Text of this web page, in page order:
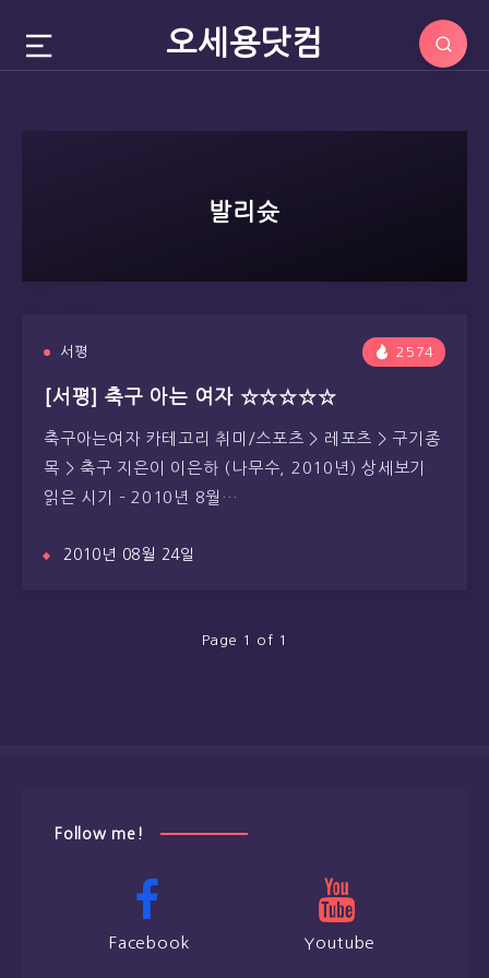
오세용닷컴
발리슛
서평 2574
[서평] 축구 아는 여자 ☆☆☆☆☆
축구아는여자 카테고리 취미/스포츠 > 레포츠 > 구기종
목 > 축구 지은이 이은하 (나무수, 2010년) 상세보기
읽은 시기 – 2010년 8월…
2010년 08월 24일
Page 1 of 1
Follow me!
Facebook Youtube